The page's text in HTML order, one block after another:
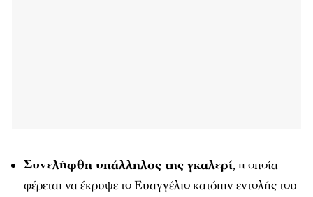
Συνελήφθη υπάλληλος της γκαλερί, η οποία
φέρεται να έκρυψε το Ευαγγέλιο κατόπιν εντολής του